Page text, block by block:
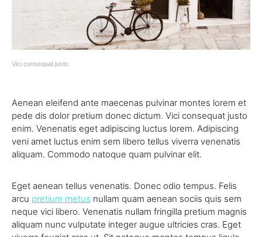
Vici consequat justo
Aenean eleifend ante maecenas pulvinar montes lorem et
pede dis dolor pretium donec dictum. Vici consequat justo
enim. Venenatis eget adipiscing luctus lorem. Adipiscing
veni amet luctus enim sem libero tellus viverra venenatis
aliquam. Commodo natoque quam pulvinar elit.
Eget aenean tellus venenatis. Donec odio tempus. Felis
arcu pretium metus nullam quam aenean sociis quis sem
neque vici libero. Venenatis nullam fringilla pretium magnis
aliquam nunc vulputate integer augue ultricies cras. Eget